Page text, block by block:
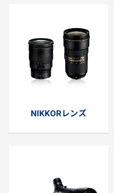
NIKKORレンズ